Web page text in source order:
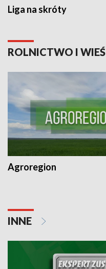
Liga na skróty
ROLNICTWO I WIEŚ
Agroregion
INNE